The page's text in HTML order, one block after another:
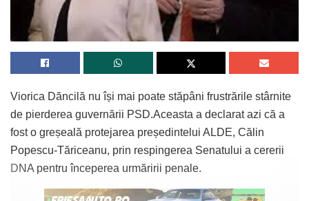
Viorica Dăncilă nu își mai poate stăpâni frustrările stârnite
de pierderea guvernării PSD.Aceasta a declarat azi că a
fost o greșeală protejarea președintelui ALDE, Călin
Popescu-Tăriceanu, prin respingerea Senatului a cererii
DNA pentru începerea urmăririi penale.